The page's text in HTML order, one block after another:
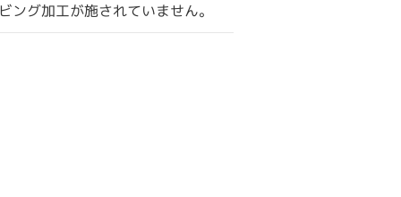
グ加工が施されていません。